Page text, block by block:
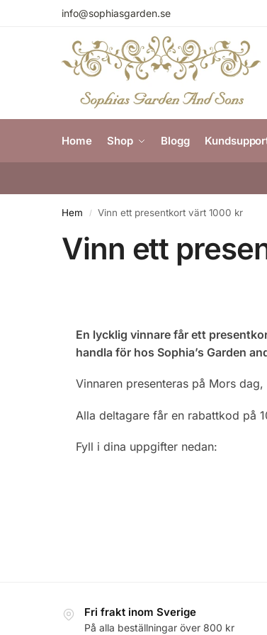
info@sophiasgarden.se
Home Shop Blogg
Hem / Vinn ett presentkort värt 1000 kr
Vinn ett
En lycklig vinnare får ett
handla för hos Sophia’s Garden
Vinnaren presenteras på Mors
Alla deltagare får en rabattkod på
Fyll i dina uppgifter nedan:
Fri frakt inom Sverige
På alla beställningar över 800 kr